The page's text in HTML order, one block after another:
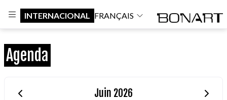
INTERNACIONAL FRANÇAIS
Agenda
Juin 2026